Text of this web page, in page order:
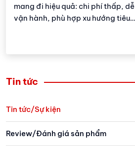
mang đi hiệu quả: chi phí thấp, dễ
vận hành, phù hợp xu hướng tiêu
Tin tức
Tin tức/Sự kiện
Review/Đánh giá sản phẩm